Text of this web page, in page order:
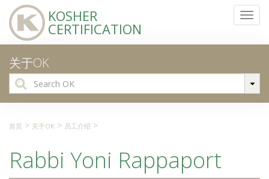
KOSHER
CERTIFICATION
关于OK
Search
for:
首页 > 关于OK > 员工介绍 >
Rabbi Yoni Rappaport